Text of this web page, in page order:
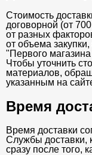
Стоимость
договорной (от
от разных
от объема
"Первого
Чтобы уточнить
материалов,
указанным на
Время
Время доставки
Службы доставки,
сразу после того,